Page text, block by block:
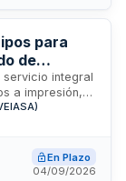
para
de
integral
a impresión,
S.A.
y
El
En Plazo
04/09/2026